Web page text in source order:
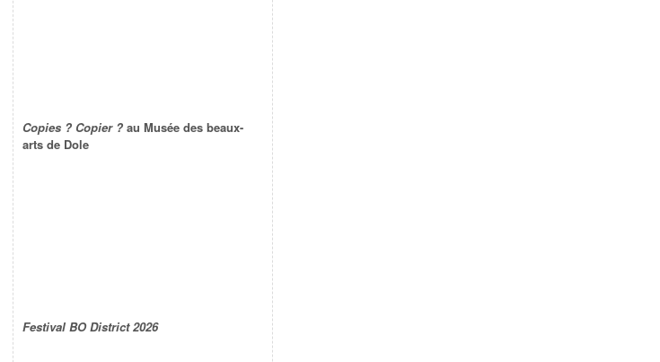
Copies ? Copier ? au Musée des beaux-
arts de Dole
Festival BO District 2026